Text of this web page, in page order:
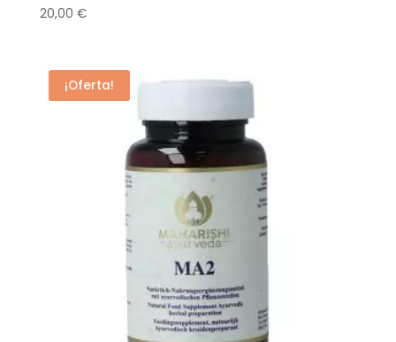
20,00 €
¡Oferta!